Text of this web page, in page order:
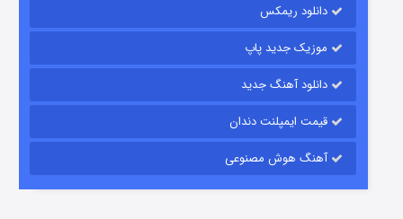
قسمتدانلود ریمکس
موزیک جدید پاپ
دانلود آهنگ جدید
قیمت ایمپلنت دندان
آهنگ هوش مصنوعی